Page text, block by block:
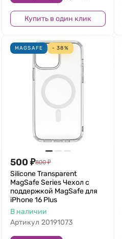
Купить в один клик
MAGSAFE - 38%
500 ₽800 ₽
Silicone Transparent
MagSafe Series Чехол с
поддержкой MagSafe для
iPhone 16 Plus
В наличии
Артикул 20191073